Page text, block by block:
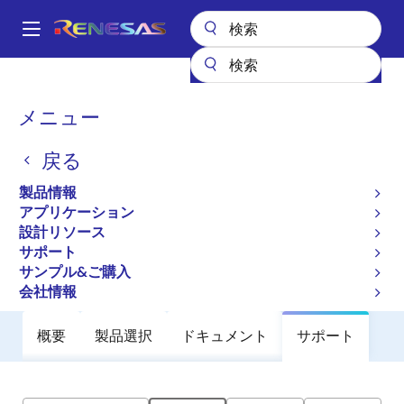
ン
Main
メニュー
戻る
製品情報
アプリケーション
設計リソース
サポート
サンプル&ご購入
会社情報
パ
く
ず
ZSPM1502
ZSPM1502
廃止品
True-Digital PWM Controller (Single-
Phase, Single-Rail)
概要 製品選択 ドキュメント サポート